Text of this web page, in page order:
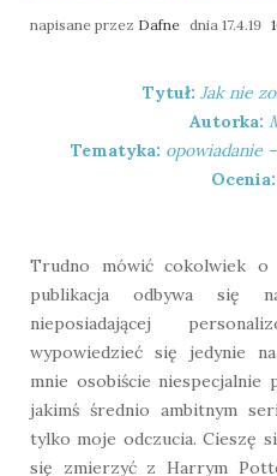
napisane przez Dafne dnia 17.4.19
Tytuł: Jak nie
Autorka:
Tematyka: opowiadanie
Ocenia:
Trudno mówić cokolwiek o
publikacja odbywa się
nieposiadającej
wypowiedzieć się jedynie
mnie osobiście
jakimś średnio ambitnym
tylko moje odczucia. Cieszę
się zmierzyć z Harrym